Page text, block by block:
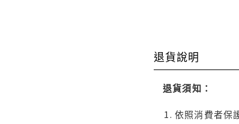
退貨說明
退貨須知：
依照消費者保